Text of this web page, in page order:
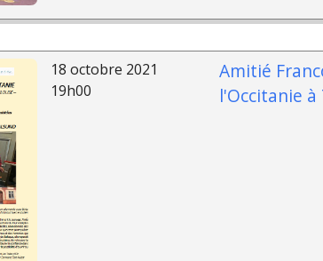
18 octobre 2021
19h00
Amitié
l'Occitanie